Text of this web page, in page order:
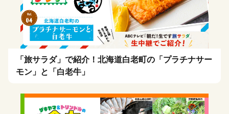
「旅サラダ」で紹介！北海道白老町の「プラチナサー
モン」と「白老牛」